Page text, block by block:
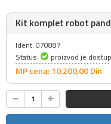
Kit komplet robot
Ident: 070887
Status:
proizvod je
MP cena: 10.200,00Din